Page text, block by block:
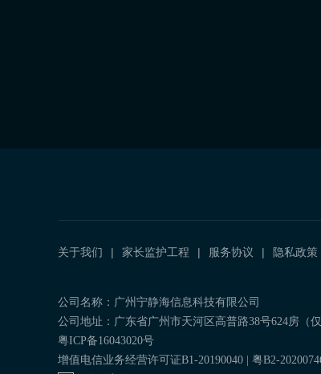
关于我们 家长监护工程 服务协议 隐私政策
公司名称：广州宁静海信息科技有限公司
公司地址：广东省广州市天河区高普路38号624房（仅
粤ICP备16043020号
增值电信业务经营许可证B1-20190040 | 粤B2-